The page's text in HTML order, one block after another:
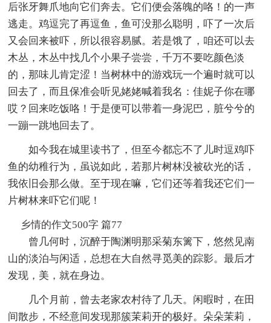
后张牙舞爪地向它们奔去。它们便会落魄的咯！的一声
逃走。鸡逗完了再逗鱼，鱼可没那么聪明，吓了一次后
又会回来被吓，所以很容易腻。若是饿了，咱还可以去
木丛，木丛中找几个小果子尝尝，千万不要吃颜色淡
的，那味儿肯定涩！当树林中的游戏玩一个遍时就可以
回去了，而且保准会听见姥姥喊着我名：佳妮子你在哪
哎？回来吃饭咯！于是便可以带着一身泥巴，脏兮兮的
一蹦一跳地回去了。
如今我在城里读书了，但至今都忘不了儿时逗鸡吓
鱼的幼稚行为，虽说如此，若那片树林没被砍光的话，
我依旧会那么做。至于现在嘛，它们还等着我还它们一
片树林来吓它们呢！
乡情的作文500字 篇77
曾几何时，沉醉于陶渊明那采菊东篱下，悠然见南
山的淡泊与闲适，总想在大自然寻觅美的踪影。最后才
发现，美，就在身边。
几个月前，曾去老家农村待了几天。闲暇时，在田
间散步，不经意间发现那簇茉莉开的极好。朵朵茉莉，